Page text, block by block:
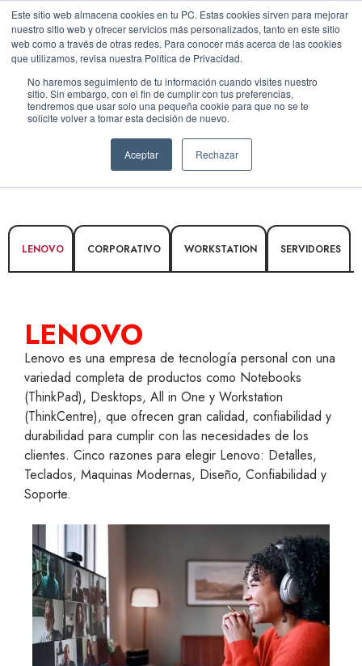
Este sitio web almacena cookies en tu PC. Estas cookies sirven para mejorar
nuestro sitio web y ofrecer servicios más personalizados, tanto en este sitio
web como a través de otras redes. Para conocer más acerca de las cookies
que utilizamos, revisa nuestra Política de Privacidad.
No haremos seguimiento de tu información cuando visites nuestro
sitio. Sin embargo, con el fin de cumplir con tus preferencias,
tendremos que usar solo una pequeña cookie para que no se te
solicite volver a tomar esta decisión de nuevo.
Aceptar Rechazar
LENOVO CORPORATIVO WORKSTATION SERVIDORES
LENOVO
Lenovo es una empresa de tecnología personal con una
variedad completa de productos como Notebooks
(ThinkPad), Desktops, All in One y Workstation
(ThinkCentre), que ofrecen gran calidad, confiabilidad y
durabilidad para cumplir con las necesidades de los
clientes. Cinco razones para elegir Lenovo: Detalles,
Teclados, Maquinas Modernas, Diseño, Confiabilidad y
Soporte.